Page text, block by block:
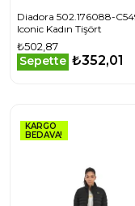
Diadora 502.176088-
Iconic Kadın Tişört
₺502,87
Sepette ₺352,01
KARGO
BEDAVA!